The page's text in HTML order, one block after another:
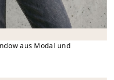
aus Modal und